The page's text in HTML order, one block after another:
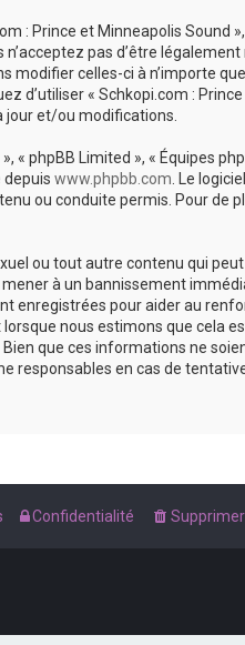
: Prince et Minneapolis Sound »,
pas d’être
modifier celles-ci à n’importe
d’utiliser « Schkopi.com :
jour et/ou modifications.
« phpBB Limited », « Équipes
depuis www.phpbb.com . Le
ou conduite permis. Pour de
ou tout autre contenu qui
à un bannissement
enregistrées pour aider au
nous estimons que cela
que ces informations ne
responsables en cas de
Confidentialité